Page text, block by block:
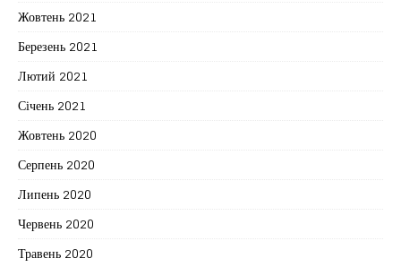
Жовтень 2021
Березень 2021
Лютий 2021
Січень 2021
Жовтень 2020
Серпень 2020
Липень 2020
Червень 2020
Травень 2020